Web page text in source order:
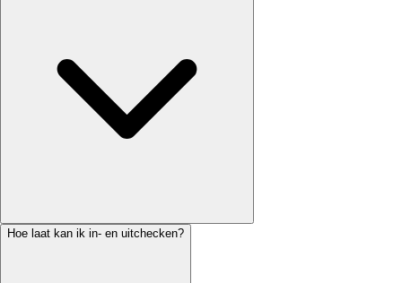
Hoe laat kan ik in- en uitchecken?